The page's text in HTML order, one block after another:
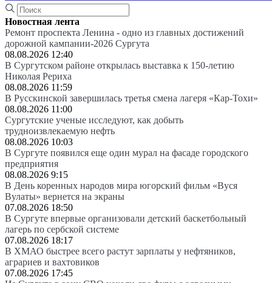
Новостная лента
Ремонт проспекта Ленина - одно из главных достижений
дорожной кампании-2026 Сургута
08.08.2026 12:40
В Сургутском районе открылась выставка к 150-летию
Николая Рериха
08.08.2026 11:59
В Русскинской завершилась третья смена лагеря «Кар-Тохи»
08.08.2026 11:00
Сургутские ученые исследуют, как добыть
трудноизвлекаемую нефть
08.08.2026 10:03
В Сургуте появился еще один мурал на фасаде городского
предприятия
08.08.2026 9:15
В День коренных народов мира югорский фильм «Вуся
Вулаты» вернется на экраны
07.08.2026 18:50
В Сургуте впервые организовали детский баскетбольный
лагерь по сербской системе
07.08.2026 18:17
В ХМАО быстрее всего растут зарплаты у нефтяников,
аграриев и вахтовиков
07.08.2026 17:45